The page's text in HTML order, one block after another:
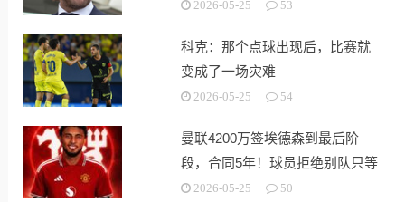
2026-05-25 53
科克：那个点球出现后，比赛就
变成了一场灾难
2026-05-25 54
曼联4200万签埃德森到最后阶
段，合同5年！球员拒绝别队只等
红魔
2026-05-25 50